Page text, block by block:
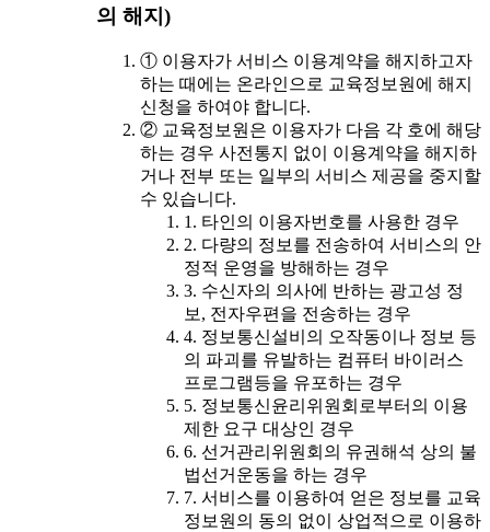
의 해지)
① 이용자가 서비스 이용계약을 해지하고자
하는 때에는 온라인으로 교육정보원에 해지
신청을 하여야 합니다.
② 교육정보원은 이용자가 다음 각 호에 해당
하는 경우 사전통지 없이 이용계약을 해지하
거나 전부 또는 일부의 서비스 제공을 중지할
수 있습니다.
1. 타인의 이용자번호를 사용한 경우
2. 다량의 정보를 전송하여 서비스의 안
정적 운영을 방해하는 경우
3. 수신자의 의사에 반하는 광고성 정
보, 전자우편을 전송하는 경우
4. 정보통신설비의 오작동이나 정보 등
의 파괴를 유발하는 컴퓨터 바이러스
프로그램등을 유포하는 경우
5. 정보통신윤리위원회로부터의 이용
제한 요구 대상인 경우
6. 선거관리위원회의 유권해석 상의 불
법선거운동을 하는 경우
7. 서비스를 이용하여 얻은 정보를 교육
정보원의 동의 없이 상업적으로 이용하